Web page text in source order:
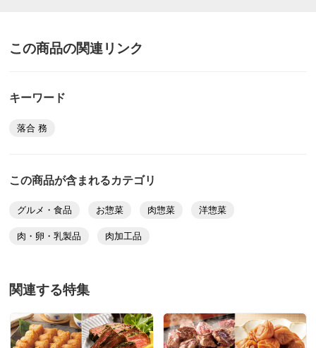
この商品の関連リンク
キーワード
落合 務
この商品が含まれるカテゴリ
グルメ・食品 お惣菜 肉惣菜 洋惣菜
肉・卵・乳製品 肉加工品
関連する特集